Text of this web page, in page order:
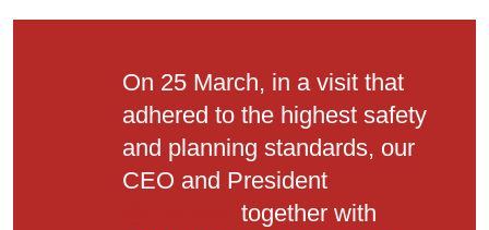
On 25 March, in a visit that
adhered to the highest safety
and planning standards, our
CEO and President
together with